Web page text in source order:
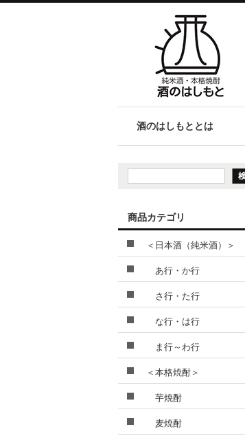
酒のはしもととは
商品カテゴリ
＜日本酒（純米酒）＞
あ行・か行
さ行・た行
な行・は行
ま行～わ行
＜本格焼酎＞
芋焼酎
麦焼酎